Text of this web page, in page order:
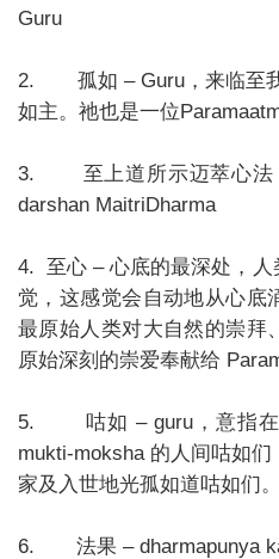
Guru
2. 孤如 – Guru，来临至我
如主。祂也是一位
3. 至上道所示迈萃心法 –
darshan MaitriDharma
4. 至心 – 心底的最深处，人
觉，这感觉会自动地从心底
最原始人类对大自然的崇拜
原始深刻的崇爱奉献给
5. 咕如 – guru，意指在
mukti-moksha 的人间咕如
家及入世地光孤如道咕如们。
6. 法果 – dharmapunya